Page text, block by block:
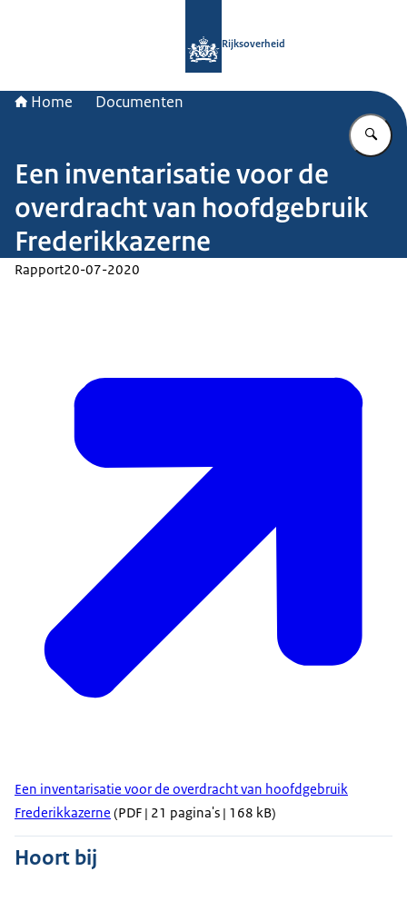
Rijksoverheid
Home Documenten
Een inventarisatie voor de
overdracht van hoofdgebruik
Frederikkazerne
Rapport20-07-2020
Een inventarisatie voor de overdracht van hoofdgebruik
Frederikkazerne (PDF | 21 pagina's | 168 kB)
Hoort bij